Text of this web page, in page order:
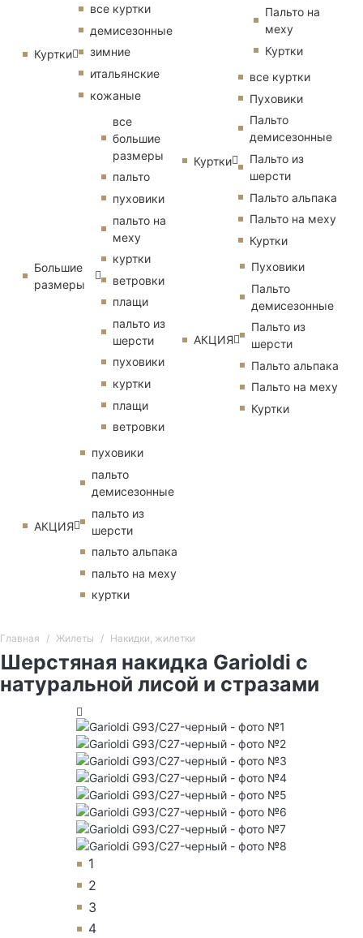
Куртки
все куртки
демисезонные
зимние
итальянские
кожаные
Большие
размеры
все
большие
размеры
пальто
пуховики
пальто на
меху
куртки
ветровки
плащи
пальто из
шерсти
пуховики
куртки
плащи
ветровки
АКЦИЯ
пуховики
пальто
демисезонные
пальто из
шерсти
пальто альпака
пальто на меху
куртки
Пальто на
меху
Куртки
Куртки
все куртки
Пуховики
Пальто
демисезонные
Пальто из
шерсти
Пальто альпака
Пальто на меху
Куртки
АКЦИЯ
Пуховики
Пальто
демисезонные
Пальто из
шерсти
Пальто альпака
Пальто на меху
Куртки
Главная Жилеты Накидки, жилетки
Шерстяная накидка Garioldi с
натуральной лисой и стразами
1
2
3
4